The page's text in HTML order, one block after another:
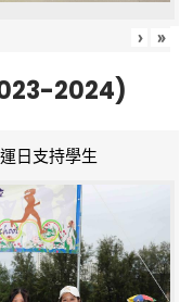
› »
2024)
日支持學生